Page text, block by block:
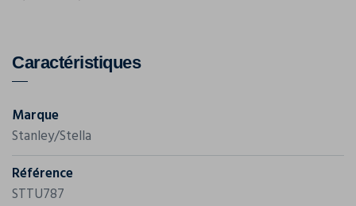
Caractéristiques
Marque
Stanley/Stella
Référence
STTU787